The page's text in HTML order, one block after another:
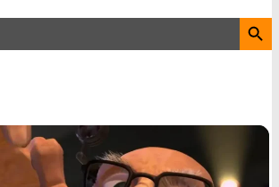
Search Button